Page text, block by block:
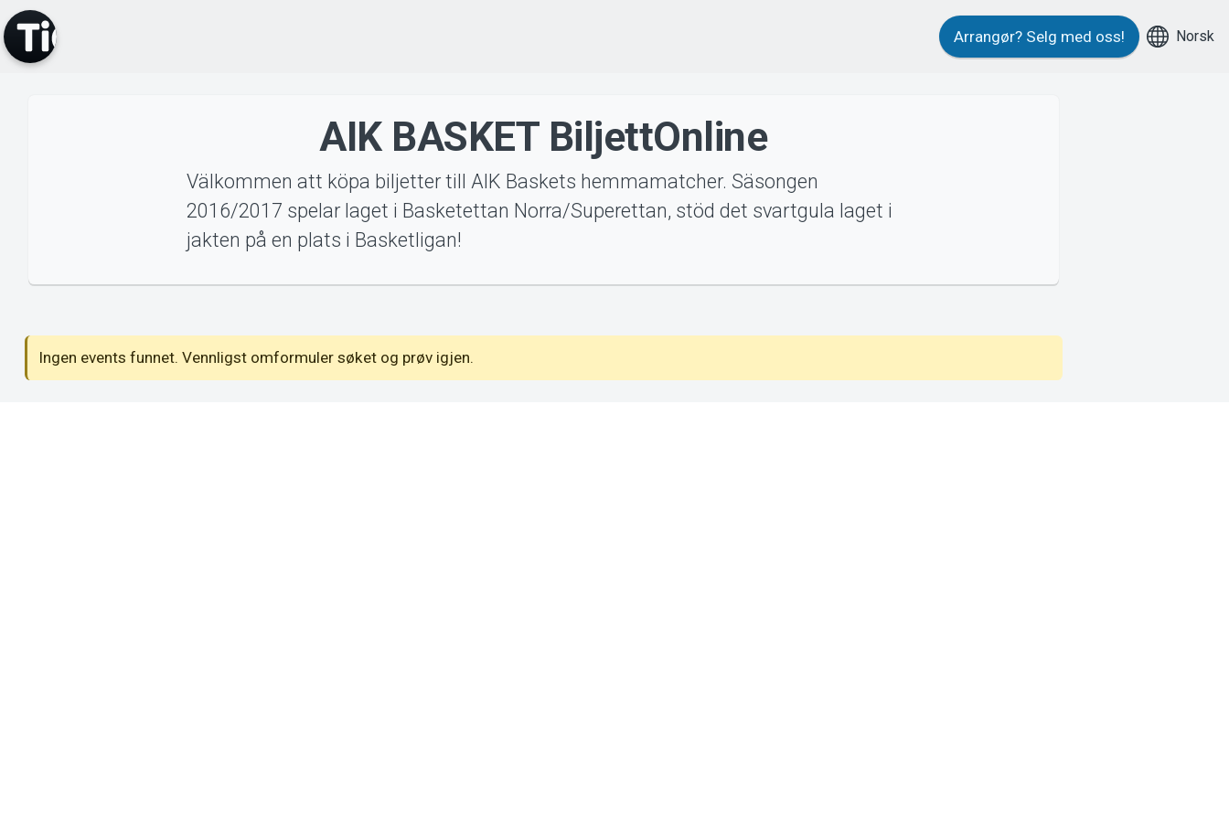
Arrangør? Selg med oss! Norsk
AIK BASKET BiljettOnline
Välkommen att köpa biljetter till AIK Baskets hemmamatcher. Säsongen
2016/2017 spelar laget i Basketettan Norra/Superettan, stöd det svartgula laget i
jakten på en plats i Basketligan!
Ingen events funnet. Vennligst omformuler søket og prøv igjen.